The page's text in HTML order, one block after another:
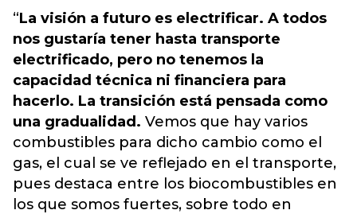
“La visión a futuro es electrificar. A todos
nos gustaría tener hasta transporte
electrificado, pero no tenemos la
capacidad técnica ni financiera para
hacerlo. La transición está pensada como
una gradualidad. Vemos que hay varios
combustibles para dicho cambio como el
gas, el cual se ve reflejado en el transporte,
pues destaca entre los biocombustibles en
los que somos fuertes, sobre todo en